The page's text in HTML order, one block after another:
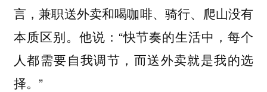
言，兼职送外卖和喝咖啡、骑行、爬山没有
本质区别。他说：“快节奏的生活中，每个
人都需要自我调节，而送外卖就是我的选
择。”